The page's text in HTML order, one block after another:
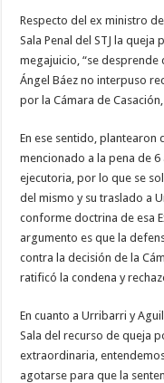
Respecto del ex ministro
Sala Penal del STJ la
megajuicio, “se
Ángel Báez no interpuso
por la Cámara de
En ese sentido, plantearon
mencionado a la pena de
ejecutoria, por lo que se
del mismo y su traslado a
conforme doctrina de esa
argumento es que la
contra la decisión de la
ratificó la condena y
En cuanto a Urribarri y
Sala del recurso de queja
extraordinaria,
agotarse para que la